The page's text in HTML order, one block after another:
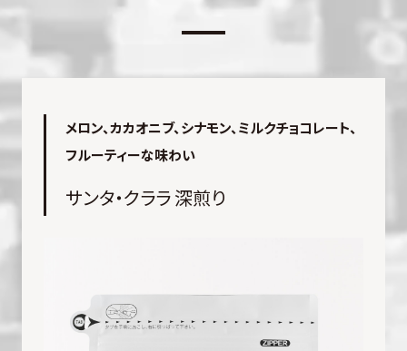
メロン、カカオニブ、シナモン、ミルクチョコレート、
フルーティーな味わい
サンタ・クララ 深煎り